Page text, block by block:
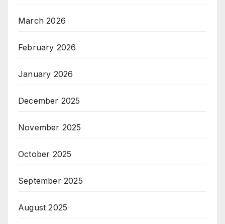
March 2026
February 2026
January 2026
December 2025
November 2025
October 2025
September 2025
August 2025